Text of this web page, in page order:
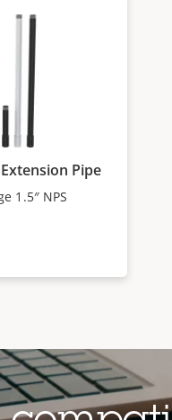
Extension Pipe
1.5″ NPS